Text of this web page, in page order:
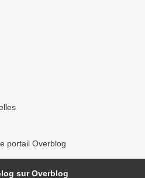
portail Overblog
sur Overblog